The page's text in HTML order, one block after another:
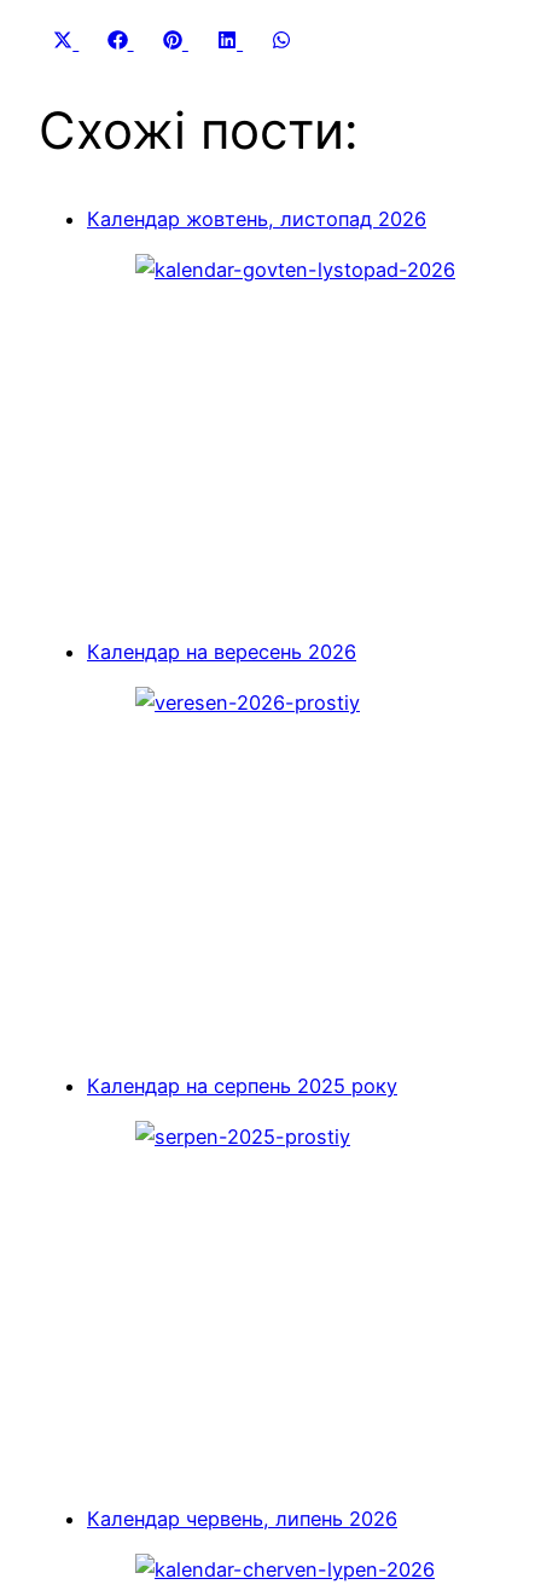
Share
Share
Facebook
Share
PinterestShare
LinkedIn
Схожі пости:
Календар жовтень, листопад 2026
Календар на вересень 2026
Календар на серпень 2025 року
Календар червень, липень 2026